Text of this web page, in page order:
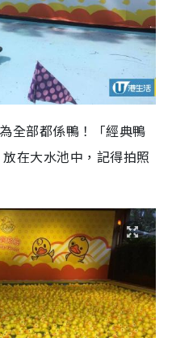
全部都係鴨！「經典鴨
在大水池中，記得拍照